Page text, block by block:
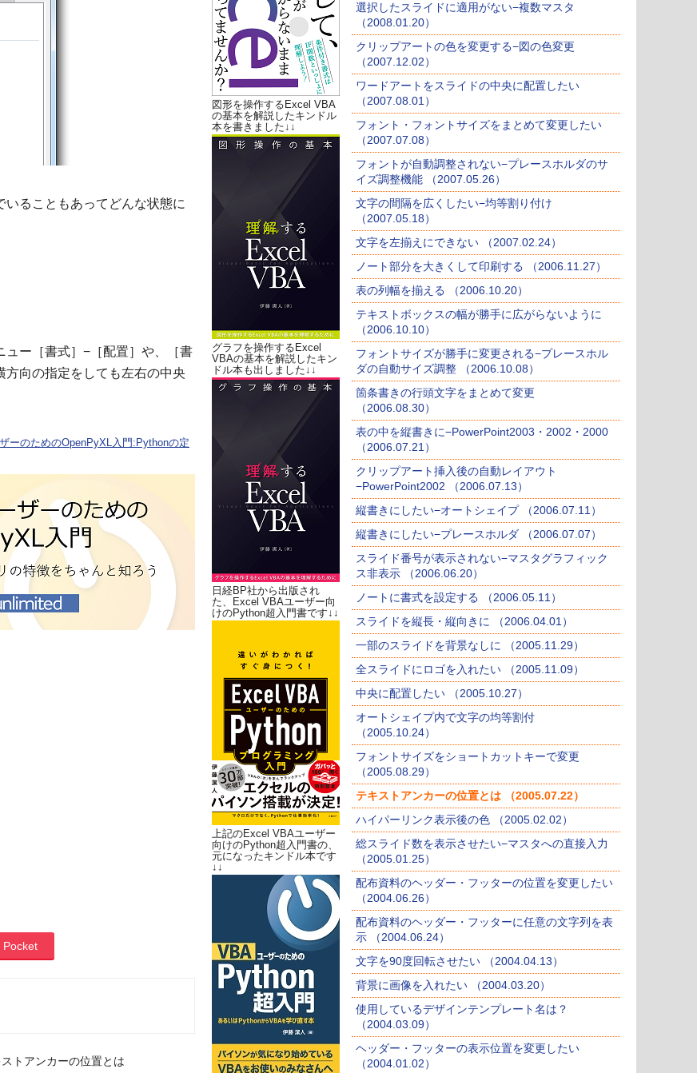
ることもあってどんな状態に
ュー［書式］−［配置］や、［書
向の指定をしても左右の中央
ーのためのOpenPyXL入門:Pythonの定
Pocket
ストアンカーの位置とは
図形を操作するExcel VBA
の基本を解説したキンドル
本を書きました↓↓
グラフを操作するExcel
VBAの基本を解説したキン
ドル本も出しました↓↓
日経BP社から出版され
た、Excel VBAユーザー向
けのPython超入門書です↓↓
上記のExcel VBAユーザー
向けのPython超入門書の、
元になったキンドル本です
↓↓
選択したスライドに適用がない−複数マスタ
（2008.01.20）
クリップアートの色を変更する−図の色変更
（2007.12.02）
ワードアートをスライドの中央に配置したい
（2007.08.01）
フォント・フォントサイズをまとめて変更したい
（2007.07.08）
フォントが自動調整されない−プレースホルダのサ
イズ調整機能 （2007.05.26）
文字の間隔を広くしたい−均等割り付け
（2007.05.18）
文字を左揃えにできない （2007.02.24）
ノート部分を大きくして印刷する （2006.11.27）
表の列幅を揃える （2006.10.20）
テキストボックスの幅が勝手に広がらないように
（2006.10.10）
フォントサイズが勝手に変更される−プレースホル
ダの自動サイズ調整 （2006.10.08）
箇条書きの行頭文字をまとめて変更
（2006.08.30）
表の中を縦書きに−PowerPoint2003・2002・2000
（2006.07.21）
クリップアート挿入後の自動レイアウト
−PowerPoint2002 （2006.07.13）
縦書きにしたい−オートシェイプ （2006.07.11）
縦書きにしたい−プレースホルダ （2006.07.07）
スライド番号が表示されない−マスタグラフィック
ス非表示 （2006.06.20）
ノートに書式を設定する （2006.05.11）
スライドを縦長・縦向きに （2006.04.01）
一部のスライドを背景なしに （2005.11.29）
全スライドにロゴを入れたい （2005.11.09）
中央に配置したい （2005.10.27）
オートシェイプ内で文字の均等割付
（2005.10.24）
フォントサイズをショートカットキーで変更
（2005.08.29）
テキストアンカーの位置とは （2005.07.22）
ハイパーリンク表示後の色 （2005.02.02）
総スライド数を表示させたい−マスタへの直接入力
（2005.01.25）
配布資料のヘッダー・フッターの位置を変更したい
（2004.06.26）
配布資料のヘッダー・フッターに任意の文字列を表
示 （2004.06.24）
文字を90度回転させたい （2004.04.13）
背景に画像を入れたい （2004.03.20）
使用しているデザインテンプレート名は？
（2004.03.09）
ヘッダー・フッターの表示位置を変更したい
（2004.01.02）